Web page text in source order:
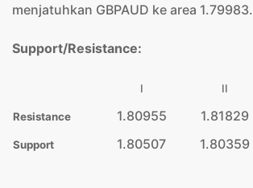
menjatuhkan GBPAUD ke area 1.79983.
Support/Resistance:
I II
Resistance 1.80955 1.81829
Support 1.80507 1.80359